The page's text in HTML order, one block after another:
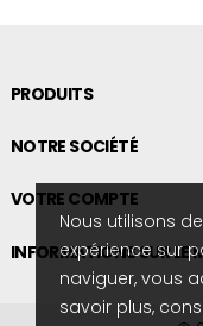
Nous utilisons
expérience sur
naviguer, vous
savoir plus,
PRODUITS
NOTRE SOCIÉTÉ
VOTRE COMPTE
INFORMATIONS SUR LE